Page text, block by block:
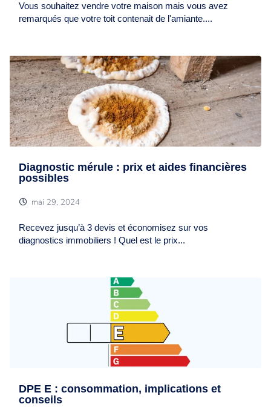
Vous souhaitez vendre votre maison mais vous avez
remarqués que votre toit contenait de l'amiante....
Diagnostic mérule : prix et aides financières
possibles
mai 29, 2024
Recevez jusqu’à 3 devis et économisez sur vos
diagnostics immobiliers ! Quel est le prix...
DPE E : consommation, implications et
conseils